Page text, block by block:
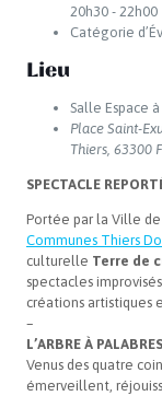
20h30 - 22h00
Catégorie
Lieu
Salle Espace
Place Saint-
Thiers 63300
SPECTACLE
Portée par la Ville
Communes Thiers
culturelle Terre de
spectacles
créations artistiques
–
L’ARBRE À PALABRES
Venus des quatre
émerveillent,